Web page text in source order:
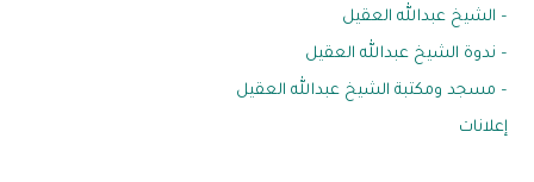
– الشيخ عبدالله العقيل
– ندوة الشيخ عبدالله العقيل
– مسجد ومكتبة الشيخ عبدالله العقيل
إعلانات